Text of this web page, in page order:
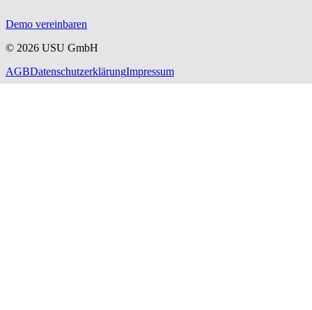
Demo vereinbaren
© 2026 USU GmbH
AGBDatenschutzerklärungImpressum